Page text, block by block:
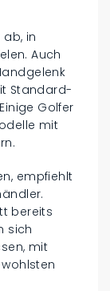
in
Auch
Standard-
Golfer
mit
empfiehlt
bereits
sich
mit